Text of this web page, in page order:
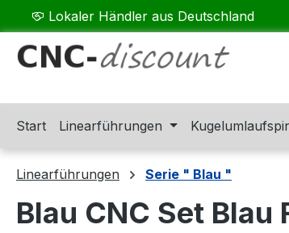
Hauptinhalt springen
Zur Suche springen
Zur Hauptnavigation springen
Lokaler Händler aus Deutschland
Start Linearführungen
Linearführungen Serie " Blau "
Blau CNC Set